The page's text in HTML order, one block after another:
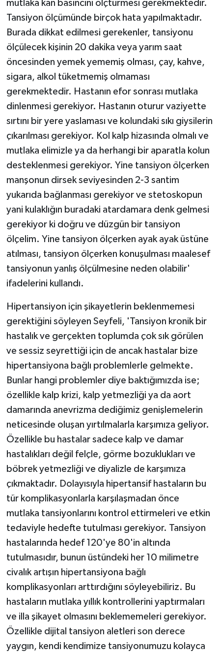
mutlaka kan basıncını ölçtürmesi gerekmektedir.
Tansiyon ölçümünde birçok hata yapılmaktadır.
Burada dikkat edilmesi gerekenler, tansiyonu
ölçülecek kişinin 20 dakika veya yarım saat
öncesinden yemek yememiş olması, çay, kahve,
sigara, alkol tüketmemiş olmaması
gerekmektedir. Hastanın efor sonrası mutlaka
dinlenmesi gerekiyor. Hastanın oturur vaziyette
sırtını bir yere yaslaması ve kolundaki sıkı giysilerin
çıkarılması gerekiyor. Kol kalp hizasında olmalı ve
mutlaka elimizle ya da herhangi bir aparatla kolun
desteklenmesi gerekiyor. Yine tansiyon ölçerken
manşonun dirsek seviyesinden 2-3 santim
yukarıda bağlanması gerekiyor ve stetoskopun
yani kulaklığın buradaki atardamara denk gelmesi
gerekiyor ki doğru ve düzgün bir tansiyon
ölçelim. Yine tansiyon ölçerken ayak ayak üstüne
atılması, tansiyon ölçerken konuşulması maalesef
tansiyonun yanlış ölçülmesine neden olabilir'
ifadelerini kullandı.
Hipertansiyon için şikayetlerin beklenmemesi
gerektiğini söyleyen Seyfeli, 'Tansiyon kronik bir
hastalık ve gerçekten toplumda çok sık görülen
ve sessiz seyrettiği için de ancak hastalar bize
hipertansiyona bağlı problemlerle gelmekte.
Bunlar hangi problemler diye baktığımızda ise;
özellikle kalp krizi, kalp yetmezliği ya da aort
damarında anevrizma dediğimiz genişlemelerin
neticesinde oluşan yırtılmalarla karşımıza geliyor.
Özellikle bu hastalar sadece kalp ve damar
hastalıkları değil felçle, görme bozuklukları ve
böbrek yetmezliği ve diyalizle de karşımıza
çıkmaktadır. Dolayısıyla hipertansif hastaların bu
tür komplikasyonlarla karşılaşmadan önce
mutlaka tansiyonlarını kontrol ettirmeleri ve etkin
tedaviyle hedefte tutulması gerekiyor. Tansiyon
hastalarında hedef 120'ye 80'in altında
tutulmasıdır, bunun üstündeki her 10 milimetre
civalık artışın hipertansiyona bağlı
komplikasyonları arttırdığını söyleyebiliriz. Bu
hastaların mutlaka yıllık kontrollerini yaptırmaları
ve illa şikayet olmasını beklememeleri gerekiyor.
Özellikle dijital tansiyon aletleri son derece
yaygın, kendi kendimize tansiyonumuzu kolayca